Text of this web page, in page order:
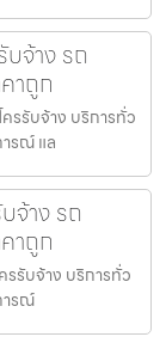
จ้าง รถ
าถูก
ครรับจ้าง บริการทั่ว
รณ์ แล
จ้าง รถ
าถูก
รรับจ้าง บริการทั่ว
ารณ์